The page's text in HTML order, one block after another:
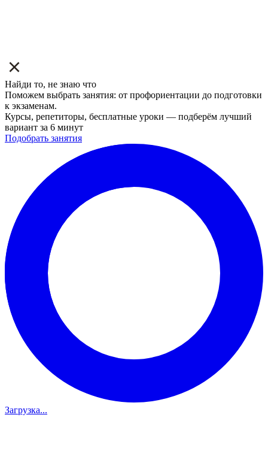
Найди то, не знаю что
Поможем выбрать занятия: от профориентации до подготовки
к экзаменам.
Курсы, репетиторы, бесплатные уроки — подберём лучший
вариант за 6 минут
Подобрать занятия
Загрузка...